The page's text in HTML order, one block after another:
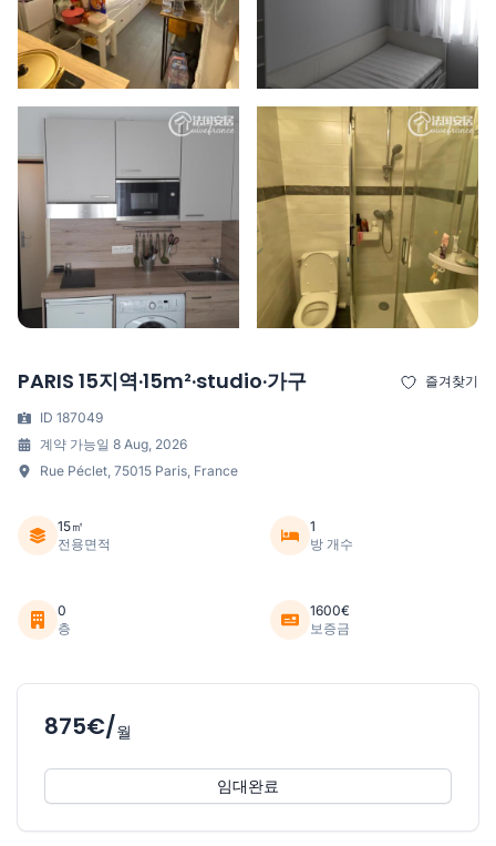
PARIS 15지역·15m²·studio·가구 즐겨찾기
ID 187049
계약 가능일 8 Aug, 2026
Rue Péclet, 75015 Paris, France
15㎡
전용면적
1
방 개수
0
층
1600€
보증금
875€/월
임대완료